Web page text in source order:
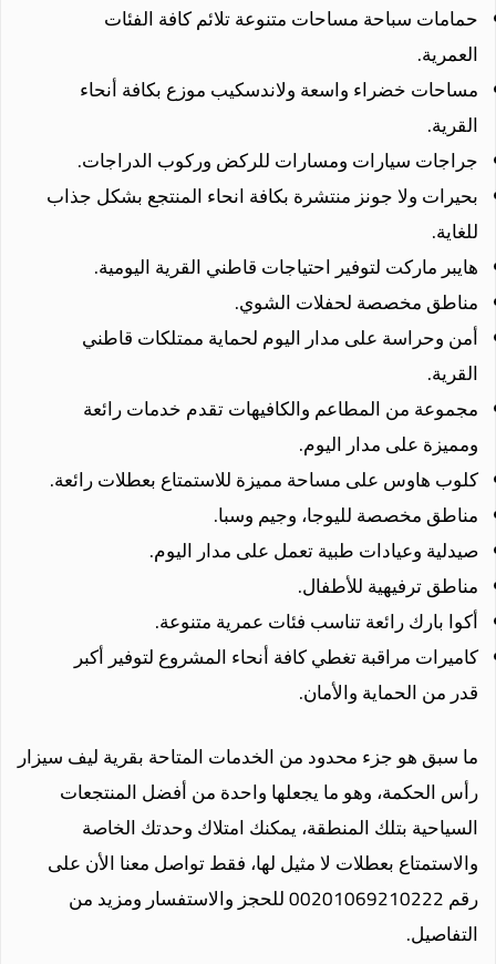
حمامات سباحة مساحات متنوعة تلائم كافة الفئات
العمرية.
مساحات خضراء واسعة ولاندسكيب موزع بكافة أنحاء
القرية.
جراجات سيارات ومسارات للركض وركوب الدراجات.
بحيرات ولا جونز منتشرة بكافة انحاء المنتجع بشكل جذاب
للغاية.
هايبر ماركت لتوفير احتياجات قاطني القرية اليومية.
مناطق مخصصة لحفلات الشوي.
أمن وحراسة على مدار اليوم لحماية ممتلكات قاطني
القرية.
مجموعة من المطاعم والكافيهات تقدم خدمات رائعة
ومميزة على مدار اليوم.
كلوب هاوس على مساحة مميزة للاستمتاع بعطلات رائعة.
مناطق مخصصة لليوجا، وجيم وسبا.
صيدلية وعيادات طبية تعمل على مدار اليوم.
مناطق ترفيهية للأطفال.
أكوا بارك رائعة تناسب فئات عمرية متنوعة.
كاميرات مراقبة تغطي كافة أنحاء المشروع لتوفير أكبر
قدر من الحماية والأمان.
ما سبق هو جزء محدود من الخدمات المتاحة بقرية ليف سيزار
رأس الحكمة، وهو ما يجعلها واحدة من أفضل المنتجعات
السياحية بتلك المنطقة، يمكنك امتلاك وحدتك الخاصة
والاستمتاع بعطلات لا مثيل لها، فقط تواصل معنا الأن على
رقم 00201069210222 للحجز والاستفسار ومزيد من
التفاصيل.